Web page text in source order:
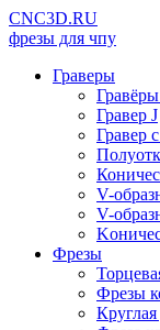
CNC3D.RU
фрезы для чпу
Граверы
Гравер J
Гравер
V-
V-
Фрезы
Фрезы